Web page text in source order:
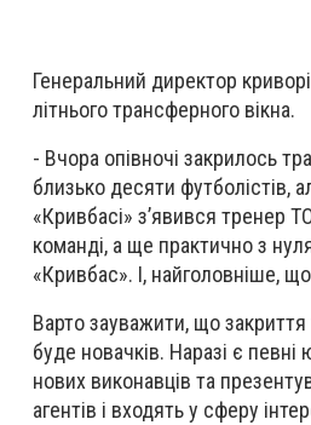
Генеральний директор
літнього трансферного вікна.
- Вчора опівночі закрилось
близько десяти футболістів,
«Кривбасі» з’явився тренер
команді, а ще практично з
«Кривбас». І, найголовніше,
Варто зауважити, що
буде новачків. Наразі є
нових виконавців та
агентів і входять у сферу